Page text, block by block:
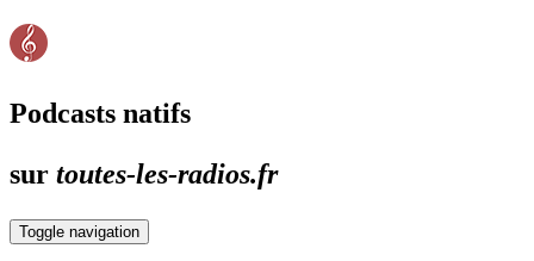
Podcasts natifs
sur toutes-les-radios.fr
Toggle navigation